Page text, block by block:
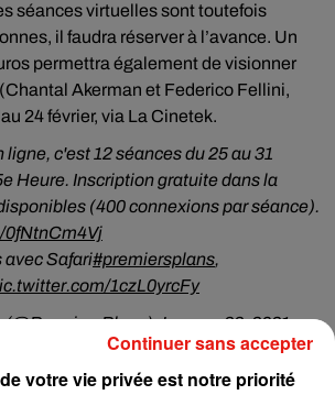
séances virtuelles sont toutefois
il faudra réserver à l’avance. Un
permettra également de visionner
Akerman et Federico Fellini,
24 février, via La Cinetek.
c'est 12 séances du 25 au 31
Heure. Inscription gratuite dans la
(400 connexions par séance).
avec Safari#premiersplans,
1czL0yrcFy
January 22, 2021
votre vie privée est notre priorité
Continuer sans accepter